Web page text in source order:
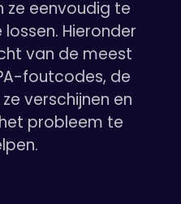
ze eenvoudig te
Hieronder
van de meest
foutcodes, de
verschijnen en
probleem te